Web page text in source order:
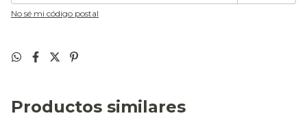
No sé mi código postal
Productos similares